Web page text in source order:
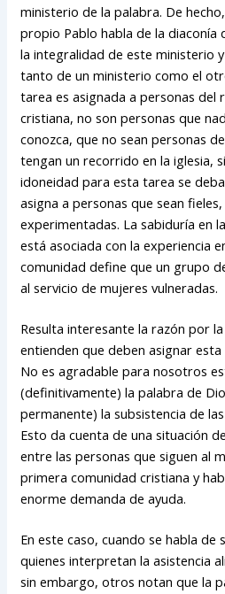
ministerio de la palabra. De
propio Pablo habla de la diaconía
la integralidad de este ministerio
tanto de un ministerio como el
tarea es asignada a personas del
cristiana, no son personas que
conozca, que no sean personas
tengan un recorrido en la iglesia,
idoneidad para esta tarea se
asigna a personas que sean
experimentadas. La sabiduría en
está asociada con la experiencia
comunidad define que un grupo
al servicio de mujeres vulneradas.
Resulta interesante la razón por
entienden que deben asignar
No es agradable para nosotros
(definitivamente) la palabra de
permanente) la subsistencia de
Esto da cuenta de una situación
entre las personas que siguen al
primera comunidad cristiana y
enorme demanda de ayuda.
En este caso, cuando se habla de
quienes interpretan la asistencia
sin embargo, otros notan que la